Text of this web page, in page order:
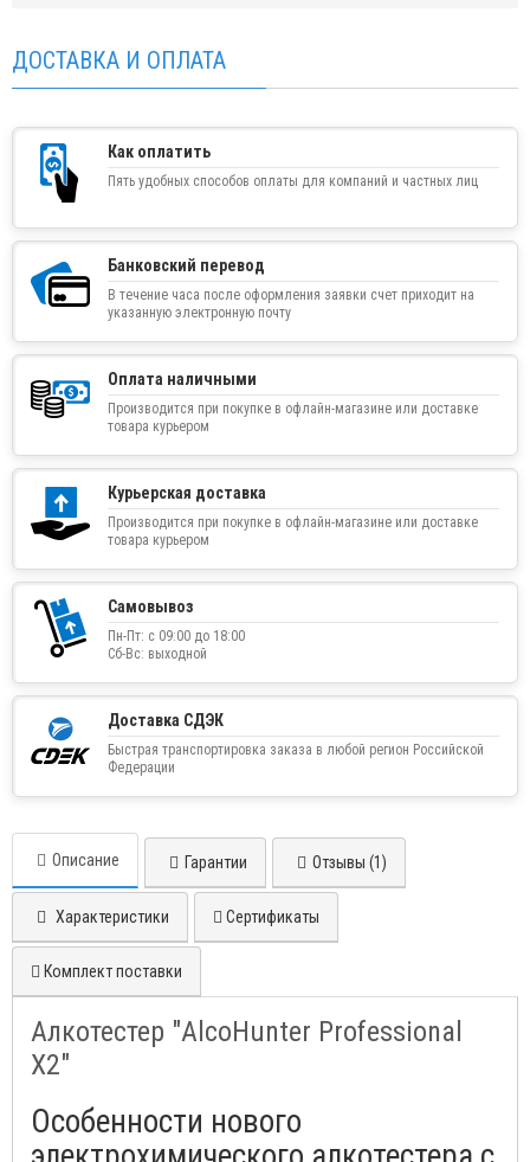
ДОСТАВКА И ОПЛАТА
Как оплатить
Пять удобных способов оплаты для компаний и частных лиц
Банковский перевод
В течение часа после оформления заявки счет приходит на
указанную электронную почту
Оплата наличными
Производится при покупке в офлайн-магазине или доставке
товара курьером
Курьерская доставка
Производится при покупке в офлайн-магазине или доставке
товара курьером
Самовывоз
Пн-Пт: с 09:00 до 18:00
Сб-Вс: выходной
Доставка СДЭК
Быстрая транспортировка заказа в любой регион Российской
Федерации
Описание Гарантии Отзывы (1)
Характеристики Сертификаты
Комплект поставки
Алкотестер "AlcoHunter Professional
X2"
Особенности нового